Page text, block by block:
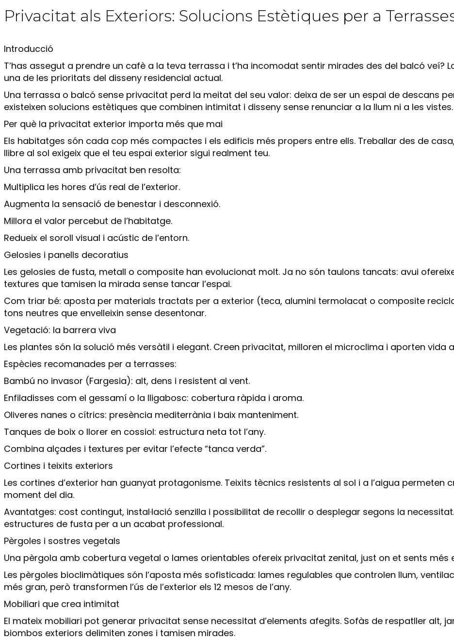
Privacitat als Exteriors: Solucions Estètiques per a
Introducció
T’has assegut a prendre un cafè a la teva terrassa i t’ha incomodat sentir mirades des del balcó veí?
una de les prioritats del disseny residencial actual.
Una terrassa o balcó sense privacitat perd la meitat del seu valor: deixa de ser un espai de descans
existeixen solucions estètiques que combinen intimitat i disseny sense renunciar a la llum ni a les vistes.
Per què la privacitat exterior importa més que mai
Els habitatges són cada cop més compactes i els edificis més propers entre ells. Treballar des de
llibre al sol exigeix que el teu espai exterior sigui realment teu.
Una terrassa amb privacitat ben resolta:
Multiplica les hores d’ús real de l’exterior.
Augmenta la sensació de benestar i desconnexió.
Millora el valor percebut de l’habitatge.
Redueix el soroll visual i acústic de l’entorn.
Gelosies i panells decoratius
Les gelosies de fusta, metall o composite han evolucionat molt. Ja no són taulons tancats: avui
textures que tamisen la mirada sense tancar l’espai.
Com triar bé: aposta per materials tractats per a exterior (teca, alumini termolacat o composite
tons neutres que envelleixin sense desentonar.
Vegetació: la barrera viva
Les plantes són la solució més versàtil i elegant. Creen privacitat, milloren el microclima i aporten vida a
Espècies recomanades per a terrasses:
Bambú no invasor (Fargesia): alt, dens i resistent al vent.
Enfiladisses com el gessamí o la lligabosc: cobertura ràpida i aroma.
Oliveres nanes o cítrics: presència mediterrània i baix manteniment.
Tanques de boix o llorer en cossiol: estructura neta tot l’any.
Combina alçades i textures per evitar l’efecte “tanca verda”.
Cortines i teixits exteriors
Les cortines d’exterior han guanyat protagonisme. Teixits tècnics resistents al sol i a l’aigua permeten
moment del dia.
Avantatges: cost contingut, instal·lació senzilla i possibilitat de recollir o desplegar segons la
estructures de fusta per a un acabat professional.
Pèrgoles i sostres vegetals
Una pèrgola amb cobertura vegetal o lames orientables ofereix privacitat zenital, just on et sents més
Les pèrgoles bioclimàtiques són l’aposta més sofisticada: lames regulables que controlen llum,
més gran, però transformen l’ús de l’exterior els 12 mesos de l’any.
Mobiliari que crea intimitat
El mateix mobiliari pot generar privacitat sense necessitat d’elements afegits. Sofàs de respatller alt,
biombos exteriors delimiten zones i tamisen mirades.